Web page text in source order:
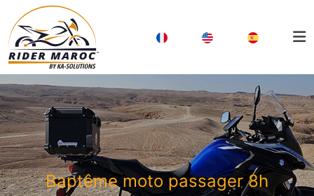
Baptême moto passager 8h